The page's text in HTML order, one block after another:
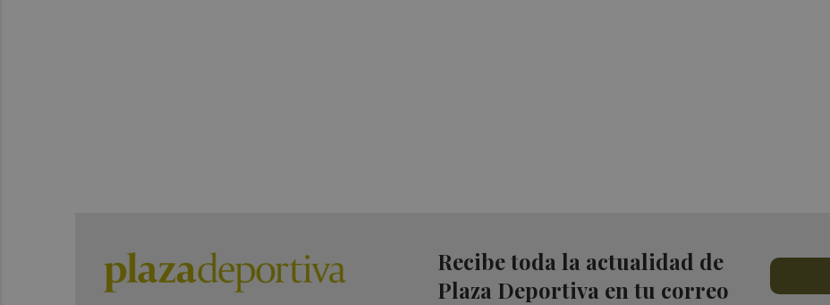
Recibe toda la actualidad de
Plaza Deportiva en tu correo